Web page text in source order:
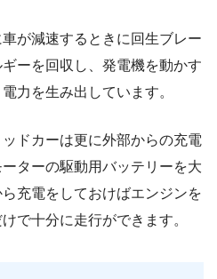
が減速するときに回生ブレー
ーを回収し、発電機を動かす
力を生み出しています。
ドカーは更に外部からの充電
ターの駆動用バッテリーを大
充電をしておけばエンジンを
で十分に走行ができます。